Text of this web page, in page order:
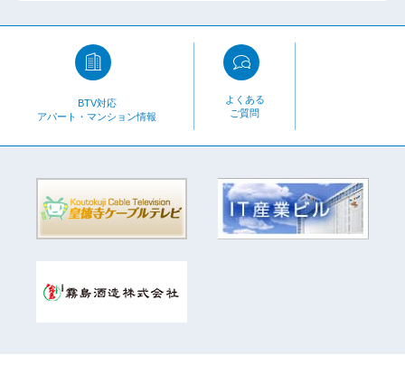
BTV対応
アパート・マンション情報
よくある
ご質問